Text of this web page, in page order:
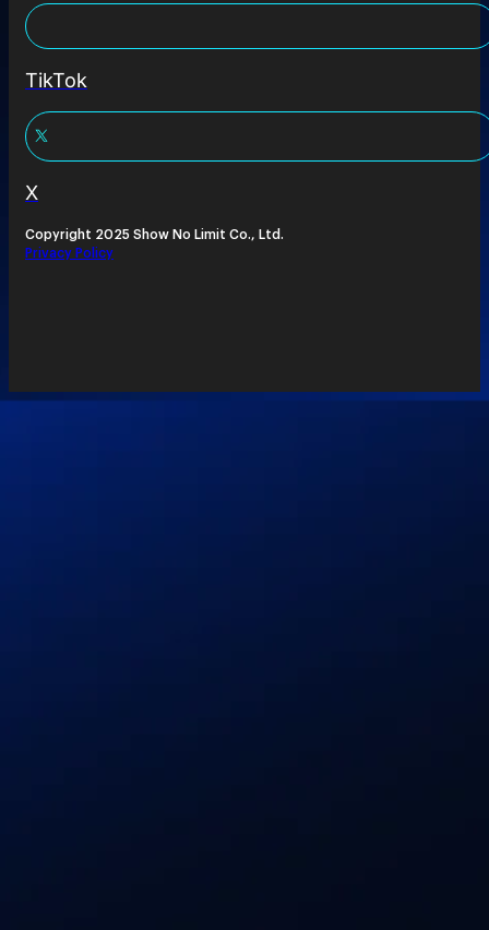
TikTok
X
Copyright 2025 Show No Limit Co., Ltd.
Privacy Policy